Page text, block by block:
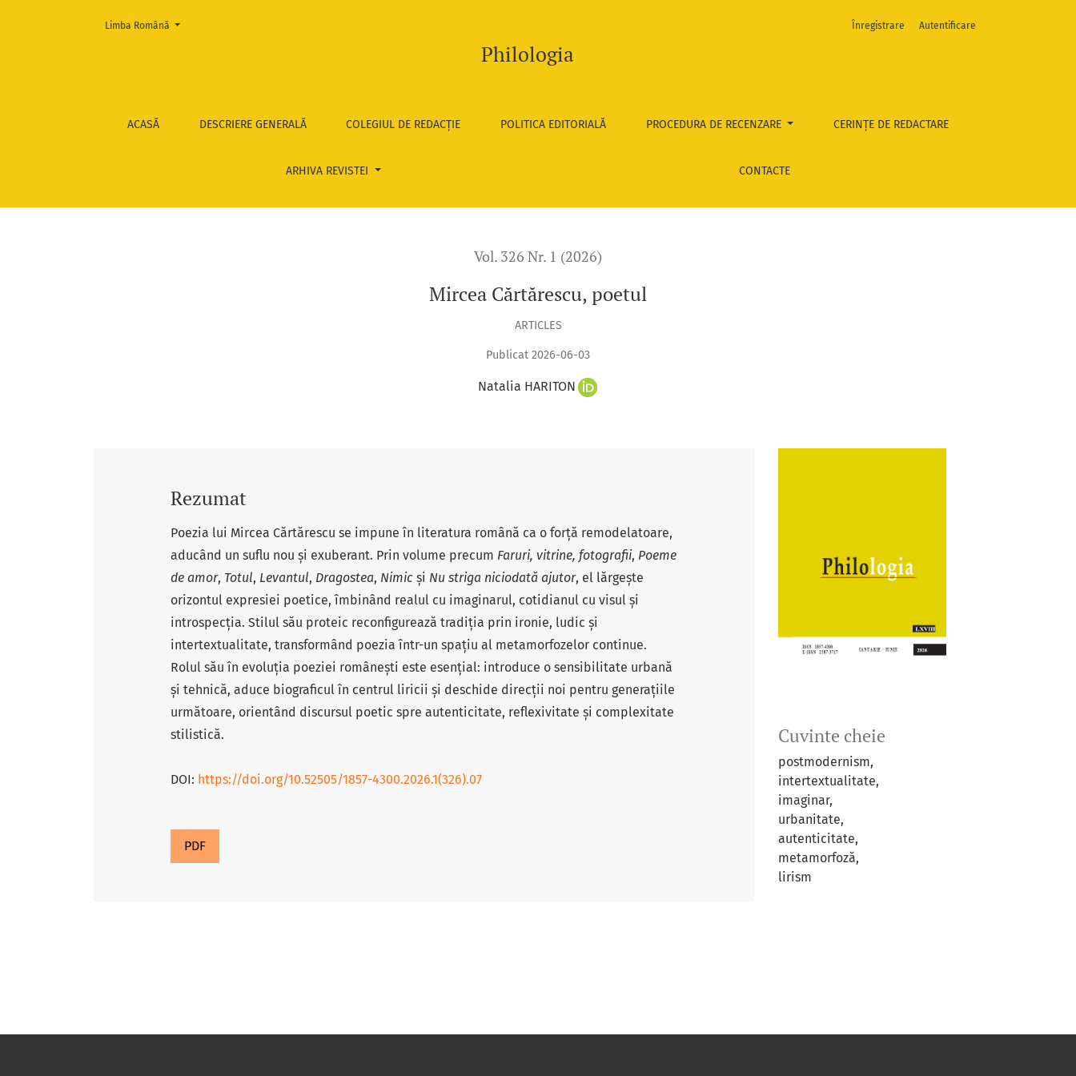
Mircea Cărtărescu, poetul
Philologia
ACASĂ DESCRIERE GENERALĂ COLEGIUL DE REDACȚIE POLITICA EDITORIALĂ PROCEDURA DE RECENZARE CERINȚE DE REDACTARE
ARHIVA REVISTEI CONTACTE
Înregistrare Autentificare
Change the language. The current language is:
Limba Română
Vol. 326 Nr. 1 (2026)
Mircea Cărtărescu, poetul
ARTICLES
Publicat 2026-06-03
Natalia HARITON
Cuvinte cheie
postmodernism,
intertextualitate,
imaginar,
urbanitate,
autenticitate,
metamorfoză,
lirism
Rezumat
Poezia lui Mircea Cărtărescu se impune în literatura română ca o forță remodelatoare,
aducând un suflu nou și exuberant. Prin volume precum Faruri, vitrine, fotografii, Poeme
de amor, Totul, Levantul, Dragostea, Nimic și Nu striga niciodată ajutor, el lărgește
orizontul expresiei poetice, îmbinând realul cu imaginarul, cotidianul cu visul și
introspecția. Stilul său proteic reconfigurează tradiția prin ironie, ludic și
intertextualitate, transformând poezia într-un spațiu al metamorfozelor continue.
Rolul său în evoluția poeziei românești este esențial: introduce o sensibilitate urbană
și tehnică, aduce biograficul în centrul liricii și deschide direcții noi pentru generațiile
următoare, orientând discursul poetic spre autenticitate, reflexivitate și complexitate
stilistică.
DOI: https://doi.org/10.52505/1857-4300.2026.1(326).07
PDF